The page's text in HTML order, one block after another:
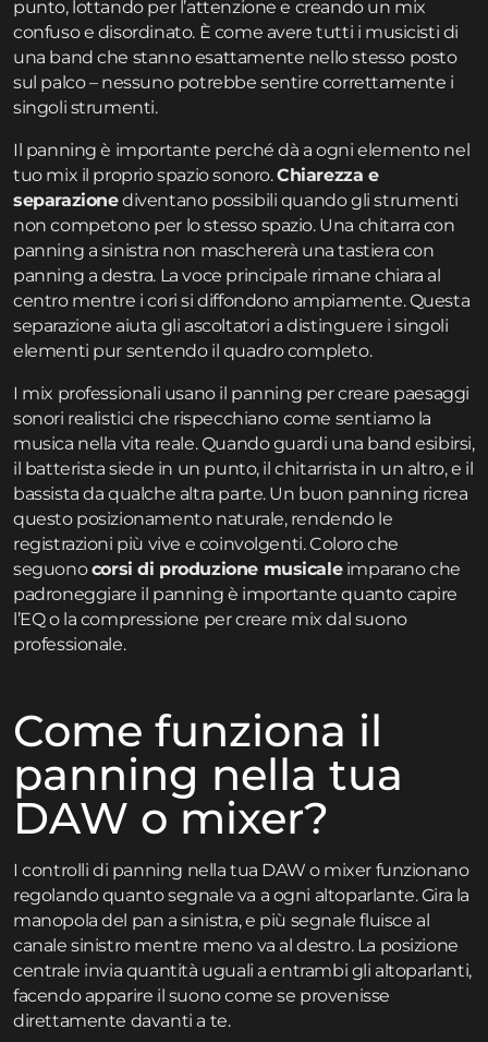
punto, lottando per l’attenzione e creando un mix
confuso e disordinato. È come avere tutti i musicisti di
una band che stanno esattamente nello stesso posto
sul palco – nessuno potrebbe sentire correttamente i
singoli strumenti.
Il panning è importante perché dà a ogni elemento nel
tuo mix il proprio spazio sonoro.Chiarezza e
separazionediventano possibili quando gli strumenti
non competono per lo stesso spazio. Una chitarra con
panning a sinistra non maschererà una tastiera con
panning a destra. La voce principale rimane chiara al
centro mentre i cori si diffondono ampiamente. Questa
separazione aiuta gli ascoltatori a distinguere i singoli
elementi pur sentendo il quadro completo.
I mix professionali usano il panning per creare paesaggi
sonori realistici che rispecchiano come sentiamo la
musica nella vita reale. Quando guardi una band esibirsi,
il batterista siede in un punto, il chitarrista in un altro, e il
bassista da qualche altra parte. Un buon panning ricrea
questo posizionamento naturale, rendendo le
registrazioni più vive e coinvolgenti. Coloro che
seguonocorsi di produzione musicaleimparano che
padroneggiare il panning è importante quanto capire
l’EQ o la compressione per creare mix dal suono
professionale.
Come funziona il
panning nella tua
DAW o mixer?
I controlli di panning nella tua DAW o mixer funzionano
regolando quanto segnale va a ogni altoparlante. Gira la
manopola del pan a sinistra, e più segnale fluisce al
canale sinistro mentre meno va al destro. La posizione
centrale invia quantità uguali a entrambi gli altoparlanti,
facendo apparire il suono come se provenisse
direttamente davanti a te.